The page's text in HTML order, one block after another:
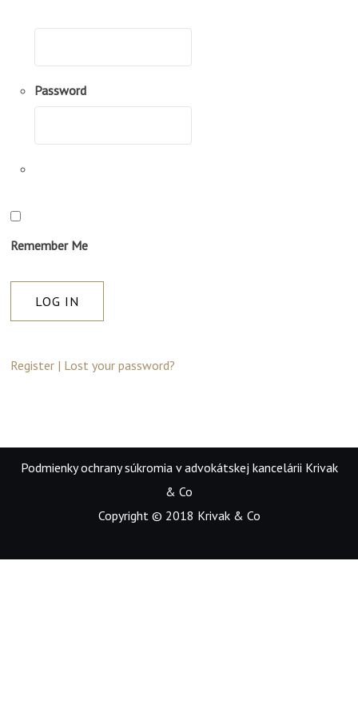
Password
Remember Me
Register | Lost your password?
Podmienky ochrany súkromia v advokátskej kancelárii Krivak
& Co
Copyright © 2018 Krivak & Co